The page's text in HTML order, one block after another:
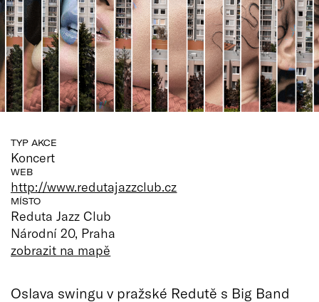
TYP AKCE
Koncert
WEB
http://www.redutajazzclub.cz
MÍSTO
Reduta Jazz Club
Národní 20, Praha
zobrazit na mapě
Oslava swingu v pražské Redutě s Big Band